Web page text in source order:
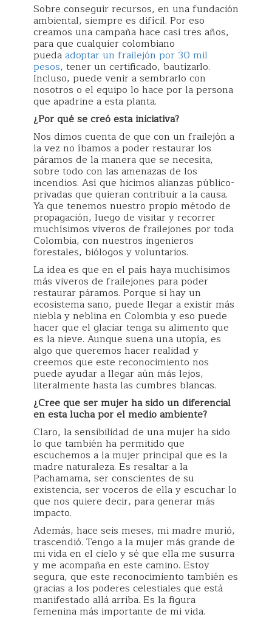
Sobre conseguir recursos, en una fundación
ambiental, siempre es difícil. Por eso
creamos una campaña hace casi tres años,
para que cualquier colombiano
puedaadoptar un frailejón por 30 mil
pesos, tener un certificado, bautizarlo.
Incluso, puede venir a sembrarlo con
nosotros o el equipo lo hace por la persona
que apadrine a esta planta.
¿Por qué se creó esta iniciativa?
Nos dimos cuenta de que con un frailejón a
la vez no íbamos a poder restaurar los
páramos de la manera que se necesita,
sobre todo con las amenazas de los
incendios. Así que hicimos alianzas público-
privadas que quieran contribuir a la causa.
Ya que tenemos nuestro propio método de
propagación, luego de visitar y recorrer
muchísimos viveros de frailejones por toda
Colombia, con nuestros ingenieros
forestales, biólogos y voluntarios.
La idea es que en el país haya muchísimos
más viveros de frailejones para poder
restaurar páramos. Porque si hay un
ecosistema sano, puede llegar a existir más
niebla y neblina en Colombia y eso puede
hacer que el glaciar tenga su alimento que
es la nieve. Aunque suena una utopía, es
algo que queremos hacer realidad y
creemos que este reconocimiento nos
puede ayudar a llegar aún más lejos,
literalmente hasta las cumbres blancas.
¿Cree que ser mujer ha sido un diferencial
en esta lucha por el medio ambiente?
Claro, la sensibilidad de una mujer ha sido
lo que también ha permitido que
escuchemos a la mujer principal que es la
madre naturaleza. Es resaltar a la
Pachamama, ser conscientes de su
existencia, ser voceros de ella y escuchar lo
que nos quiere decir, para generar más
impacto.
Además, hace seis meses, mi madre murió,
trascendió. Tengo a la mujer más grande de
mi vida en el cielo y sé que ella me susurra
y me acompaña en este camino. Estoy
segura, que este reconocimiento también es
gracias a los poderes celestiales que está
manifestado allá arriba. Es la figura
femenina más importante de mi vida.